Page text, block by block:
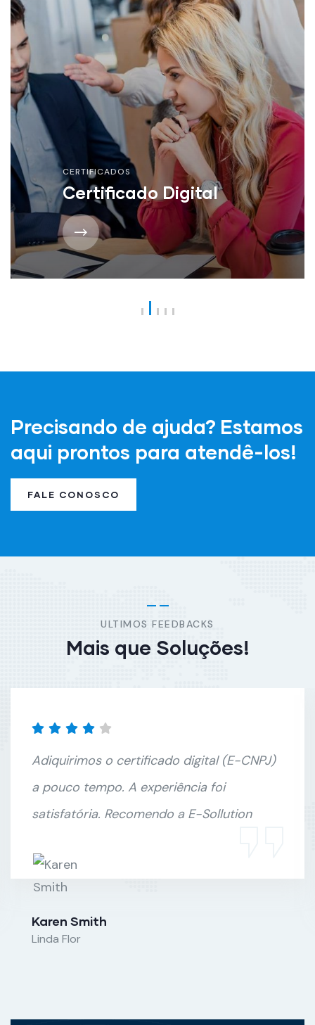
CERTIFICADOS
Certificado Digital
Precisando de ajuda? Estamos
aqui prontos para atendê-los!
FALE CONOSCO
ULTIMOS FEEDBACKS
Mais que Soluções!
Adiquirimos o certificado digital (E-CNPJ)
a pouco tempo. A experiência foi
satisfatória. Recomendo a E-Sollution
Karen Smith
Linda Flor